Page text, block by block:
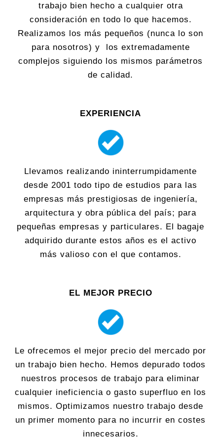
trabajo bien hecho a cualquier otra
consideración en todo lo que hacemos.
Realizamos los más pequeños (nunca lo son
para nosotros) y los extremadamente
complejos siguiendo los mismos parámetros
de calidad.
EXPERIENCIA
Llevamos realizando ininterrumpidamente
desde 2001 todo tipo de estudios para las
empresas más prestigiosas de ingeniería,
arquitectura y obra pública del país; para
pequeñas empresas y particulares. El bagaje
adquirido durante estos años es el activo
más valioso con el que contamos.
EL MEJOR PRECIO
Le ofrecemos el mejor precio del mercado por
un trabajo bien hecho. Hemos depurado todos
nuestros procesos de trabajo para eliminar
cualquier ineficiencia o gasto superfluo en los
mismos. Optimizamos nuestro trabajo desde
un primer momento para no incurrir en costes
innecesarios.